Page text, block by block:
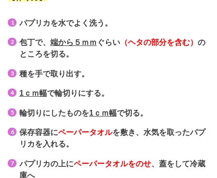
パプリカを水でよく洗う。
包丁で、 端から５ｍｍ ぐらい（ヘタの部分を含む） の
ところを切る。
種を手で取り出す。
1ｃｍ幅で輪切りにする。
輪切りにしたものを1ｃｍ幅で切る。
保存容器にペーパータオルを敷き、水気を取ったパプ
リカを入れる。
パプリカの上にペーパータオルをのせ、蓋をして冷蔵
庫へ